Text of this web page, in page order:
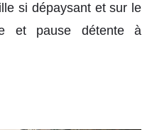
si dépaysant et sur le
et pause détente à